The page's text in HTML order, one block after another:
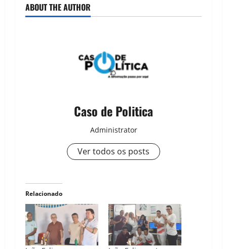
ABOUT THE AUTHOR
Caso de Politica
Administrator
Ver todos os posts
Relacionado